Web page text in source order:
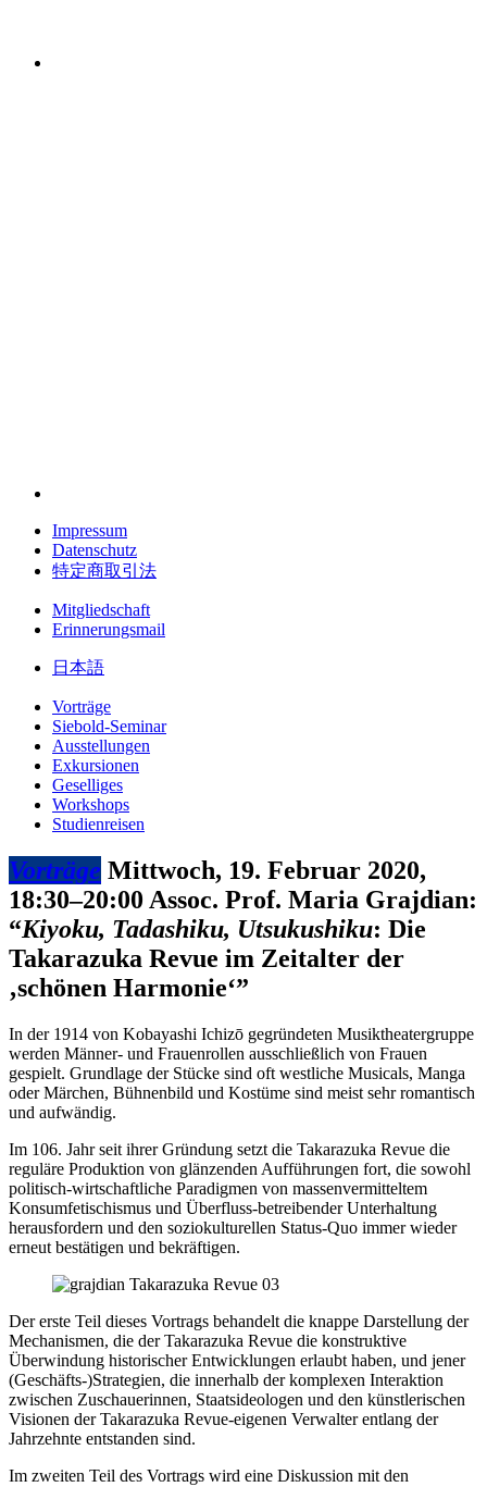
Impressum
Datenschutz
特定商取引法
Mitgliedschaft
Erinnerungsmail
日本語
Vorträge
Siebold-Seminar
Ausstellungen
Exkursionen
Geselliges
Workshops
Studienreisen
Vorträge Mittwoch, 19. Februar 2020,
18:30–20:00 Assoc. Prof. Maria Grajdian:
“Kiyoku, Tadashiku, Utsukushiku: Die
Takarazuka Revue im Zeitalter der
‚schönen Harmonie‘”
In der 1914 von Kobayashi Ichizō gegründeten Musiktheatergruppe
werden Männer- und Frauenrollen ausschließlich von Frauen
gespielt. Grundlage der Stücke sind oft westliche Musicals, Manga
oder Märchen, Bühnenbild und Kostüme sind meist sehr romantisch
und aufwändig.
Im 106. Jahr seit ihrer Gründung setzt die Takarazuka Revue die
reguläre Produktion von glänzenden Aufführungen fort, die sowohl
politisch-wirtschaftliche Paradigmen von massenvermitteltem
Konsumfetischismus und Überfluss-betreibender Unterhaltung
herausfordern und den soziokulturellen Status-Quo immer wieder
erneut bestätigen und bekräftigen.
Der erste Teil dieses Vortrags behandelt die knappe Darstellung der
Mechanismen, die der Takarazuka Revue die konstruktive
Überwindung historischer Entwicklungen erlaubt haben, und jener
(Geschäfts-)Strategien, die innerhalb der komplexen Interaktion
zwischen Zuschauerinnen, Staatsideologen und den künstlerischen
Visionen der Takarazuka Revue-eigenen Verwalter entlang der
Jahrzehnte entstanden sind.
Im zweiten Teil des Vortrags wird eine Diskussion mit den